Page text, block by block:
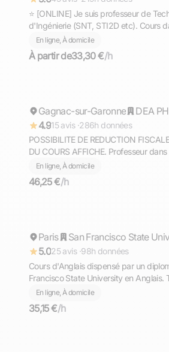
⭐ [ONLINE] Je suis professeur de
d'Ingénierie (SNT, STI2D etc). Cours
scientifiques (technologie, sciences et
mathématiques, physique et chimie, EPI.
En ligne, À domicile
À partir de33,30 €/h
Répond rapidement
Gagnac-sur-Garonne
DEA
4.915 avis ·286h données
POSSIBILITE DE REDUCTION
DU COURS AFFICHE. Professeur dans le supérieur en
philosophie, culture générale,
Toulouse ou en ligne.
En ligne, À domicile
46,25 €/h
Répond rapidement
Paris
San Francisco State
5.025 avis ·98h données
Cours d'Anglais dispensé par un
Francisco State University en Anglais.
TOEFL, TOEIC, GMAT
En ligne, À domicile
35,15 €/h